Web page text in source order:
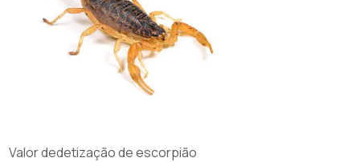
Valor dedetização de escorpião